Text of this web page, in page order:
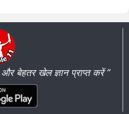
बेहतर खेल ज्ञान प्राप्त करें ”